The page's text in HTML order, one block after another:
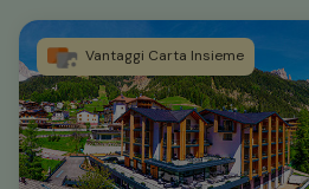
Vantaggi Carta Insieme